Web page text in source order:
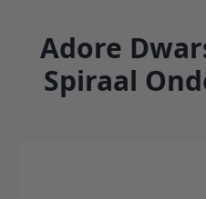
Adore
Spiraal